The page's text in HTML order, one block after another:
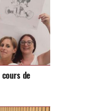
de